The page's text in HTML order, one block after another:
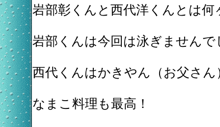
岩部彰くんと西代洋くんとは
岩部くんは今回は泳ぎませんで
西代くんはかきやん（お父さ
なまこ料理も最高！